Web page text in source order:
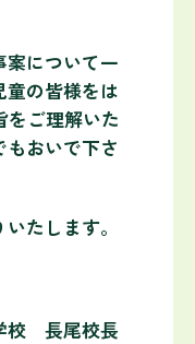
案について一
童の皆様をは
をご理解いた
もおいで下さ
たします。
校 長尾校長